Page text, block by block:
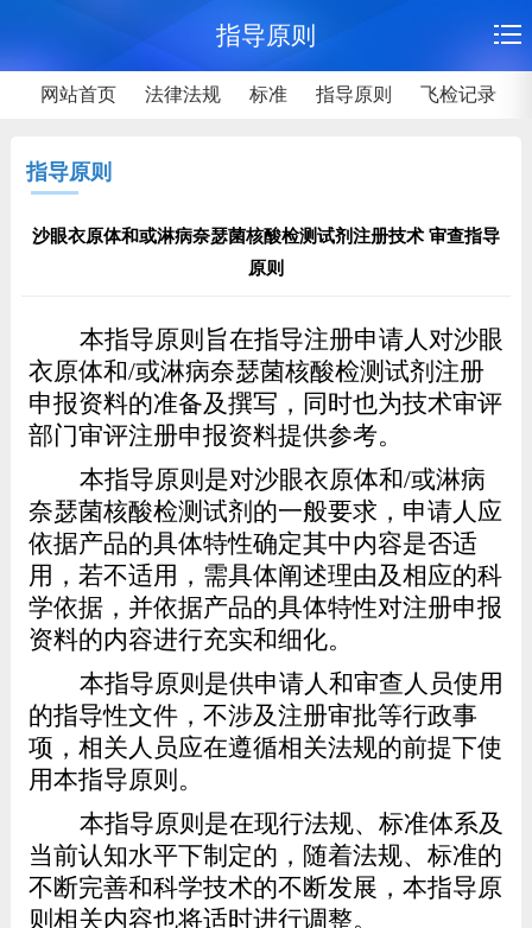
指导原则
网站首页 法律法规 标准 指导原则 飞检记录
指导原则
沙眼衣原体和或淋病奈瑟菌核酸检测试剂注册技术 审查指导
原则
本指导原则旨在指导注册申请人对沙眼
衣原体和/或淋病奈瑟菌核酸检测试剂注册
申报资料的准备及撰写，同时也为技术审评
部门审评注册申报资料提供参考。
本指导原则是对沙眼衣原体和/或淋病
奈瑟菌核酸检测试剂 的一般要求，申请人应
依据产品的具体特性确定其中内容是否适
用，若不适用，需具体阐述理由及相应的科
学依据，并依据产品的具体特性对注册申报
资料的内容进行充实和细化。
本指导原则是供申请人和审查人员使用
的指导性文件，不涉及注册审批等行政事
项，相关人员应在遵循相关法规的前提下使
用本指导原则。
本指导原则是在现行法规、标准体系及
当前认知水平下制定的，随着法规、标准的
不断完善和科学技术的不断发展 ，本指导原
则相关内容也将适时进行调整。